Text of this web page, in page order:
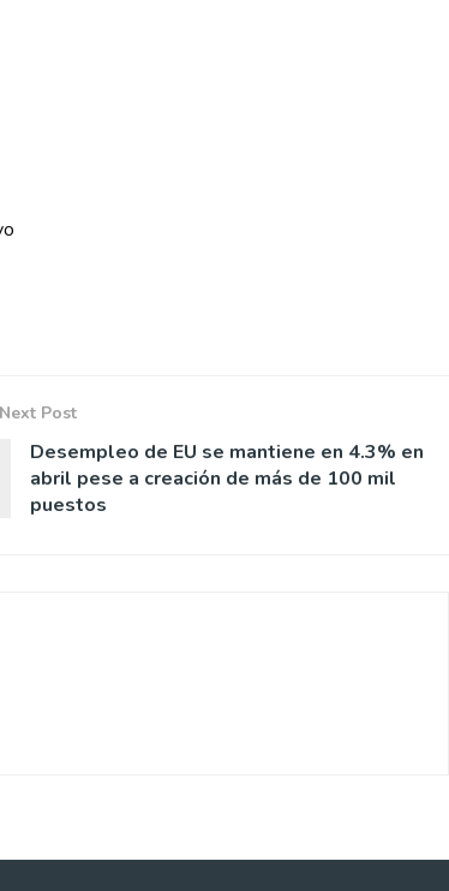
Next Post
Desempleo de EU se mantiene en 4.3% en
abril pese a creación de más de 100 mil
puestos